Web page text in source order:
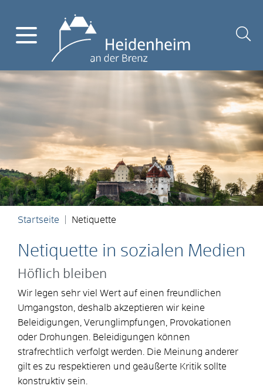
Startseite Netiquette
Netiquette in sozialen Medien
Höflich bleiben
Wir legen sehr viel Wert auf einen freundlichen
Umgangston, deshalb akzeptieren wir keine
Beleidigungen, Verunglimpfungen, Provokationen
oder Drohungen. Beleidigungen können
strafrechtlich verfolgt werden. Die Meinung anderer
gilt es zu respektieren und geäußerte Kritik sollte
konstruktiv sein.